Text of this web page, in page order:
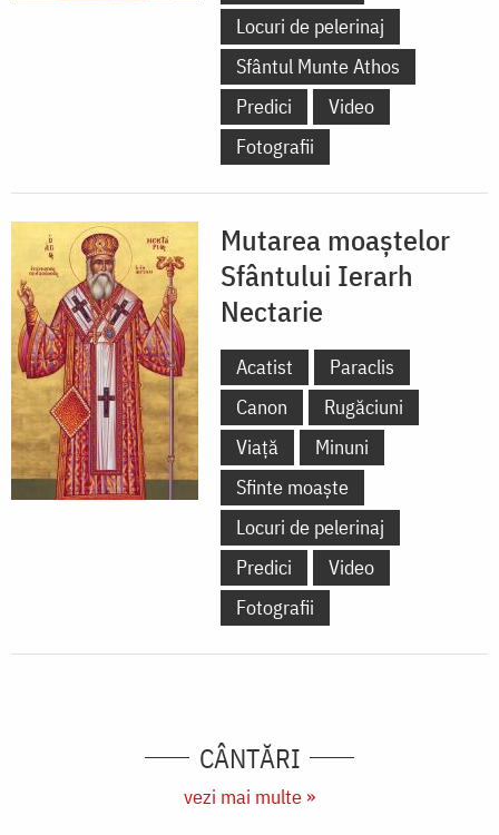
Locuri de pelerinaj
Sfântul Munte Athos
Predici
Video
Fotografii
Mutarea moaștelor
Sfântului Ierarh
Nectarie
Acatist
Paraclis
Canon
Rugăciuni
Viață
Minuni
Sfinte moaște
Locuri de pelerinaj
Predici
Video
Fotografii
CÂNTĂRI
vezi mai multe »